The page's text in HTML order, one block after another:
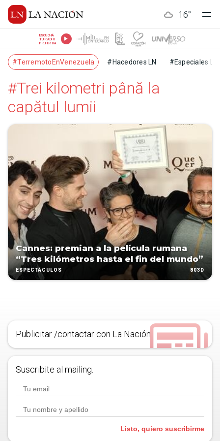
16°
ESCUCHÁ
TU RADIO
PREFERIDA
#TerremotoEnVenezuela #Hacedores LN #Especiales LN
#Trei kilometri până la
capătul lumii
Cannes: premian a la película rumana
“Tres kilómetros hasta el fin del mundo”
ESPECTÁCULOS 803D
Publicitar /contactar con La Nación
Suscribite al mailing.
Listo, quiero suscribirme